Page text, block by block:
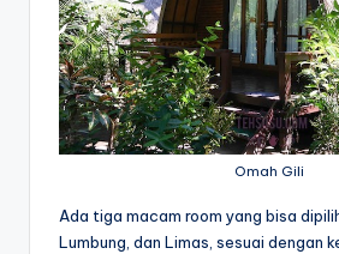
Omah Gili
Ada tiga macam room yang bisa
Lumbung, dan Limas, sesuai dengan